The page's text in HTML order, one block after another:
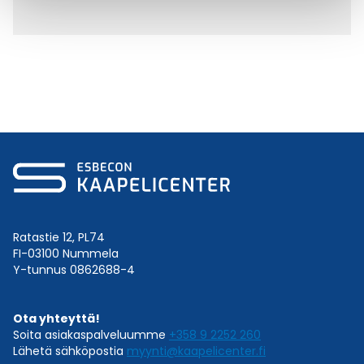
Ratastie 12, PL74
FI-03100 Nummela
Y-tunnus 0862688-4
Ota yhteyttä!
Soita asiakaspalveluumme +358 9 2252 260
Lähetä sähköpostia myynti@kaapelicenter.fi